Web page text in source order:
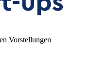
Vorstellungen